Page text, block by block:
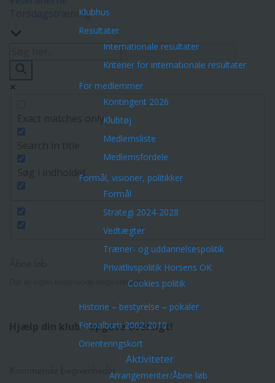
Klubhus
Resultater
Internationale resultater
Kriterier for internationale resultater
For medlemmer
Kontingent 2026
Klubtøj
Medlemsliste
Medlemsfordele
Formål, visioner, politikker
Formål
Strategi 2024-2028
Vedtægter
Træner- og uddannelsespolitik
Privatlivspolitik Horsens OK
Cookies politik
Historie – bestyrelse – pokaler
Fotoalbum 2002-2010
Orienteringskort
Aktiviteter
Arrangementer/Åbne løb
Torsdagstræning
Exact matches only
Søg i indholdet
Der er ingen kommende begivenheder.
Hjælp din klub - opgave oversigt!
Kommende begivenheder